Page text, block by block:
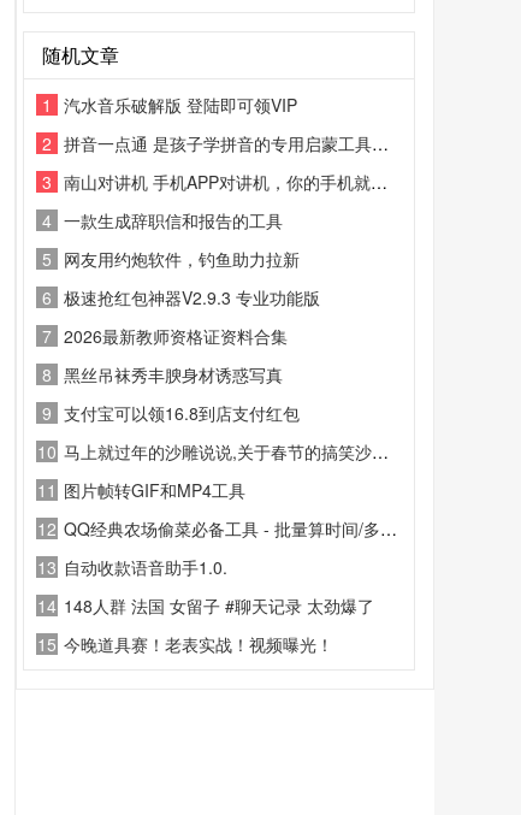
随机文章
1
汽水音乐破解版 登陆即可领VIP
2 拼音一点通 是孩子学拼音的专用启蒙工具，标准发音、系统教学、趣味练习、，幼小衔接必备，轻松打好语文基础
3 南山对讲机 手机APP对讲机，你的手机就是对讲机
4 一款生成辞职信和报告的工具
5 网友用约炮软件，钓鱼助力拉新
6 极速抢红包神器V2.9.3 专业功能版
7 2026最新教师资格证资料合集
8 黑丝吊袜秀丰腴身材诱惑写真
9 支付宝可以领16.8到店支付红包
10 马上就过年的沙雕说说,关于春节的搞笑沙雕说说
11 图片帧转GIF和MP4工具
12 QQ经典农场偷菜必备工具 - 批量算时间/多好友管理
13 自动收款语音助手1.0.
14 148人群 法国 女留子 #聊天记录 太劲爆了
15 今晚道具赛！老表实战！视频曝光！